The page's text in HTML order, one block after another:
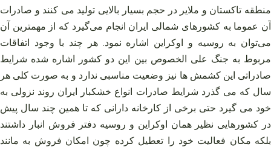
منطقه تاکستان و ملایر در حجم بسیار بالایی تولید می کنند و صادرات
آن عموما به کشورهای شمالی ایران انجام می‌گیرد که از مهمترین آن
می‌توان به روسیه و اوکراین اشاره نمود. هر چند با وجود اتفاقات
مربوط به جنگ علی الخصوص بین این دو کشور اشاره شده شرایط
صادراتی این کشمش ها نیز وضعیت مناسبی ندارد و به صورت کلی هر
سال که می‌ گذرد شرایط صادرات انواع خشکبار ایران روند نزولی به
خود می‌ گیرد حتی برخی از کارخانه دارانی که تا همین چند سال پیش
در کشورهایی نظیر همان اوکراین و روسیه دفتر فروش انبار داشتند
بلکه مکان فعالیت خود را تعطیل کرده چون امکان فروش به مانند